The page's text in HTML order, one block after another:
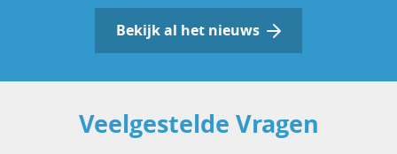
Bekijk al het nieuws
Veelgestelde Vragen